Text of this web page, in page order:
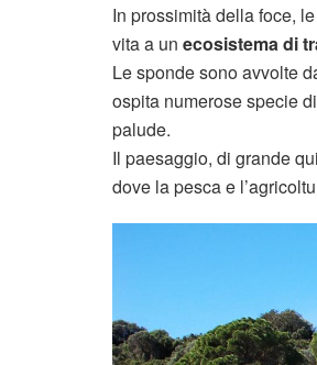
In prossimità della foce,
vita a un ecosistema di
Le sponde sono avvolte
ospita numerose specie
palude.
Il paesaggio, di grande
dove la pesca e